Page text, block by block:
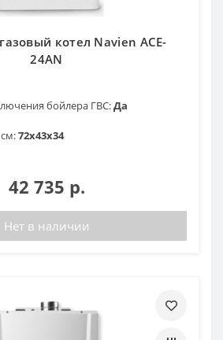
котел Navien ACE-
24AN
бойлера ГВС:Да
72x43x34
42 735 р.
Нет в наличии